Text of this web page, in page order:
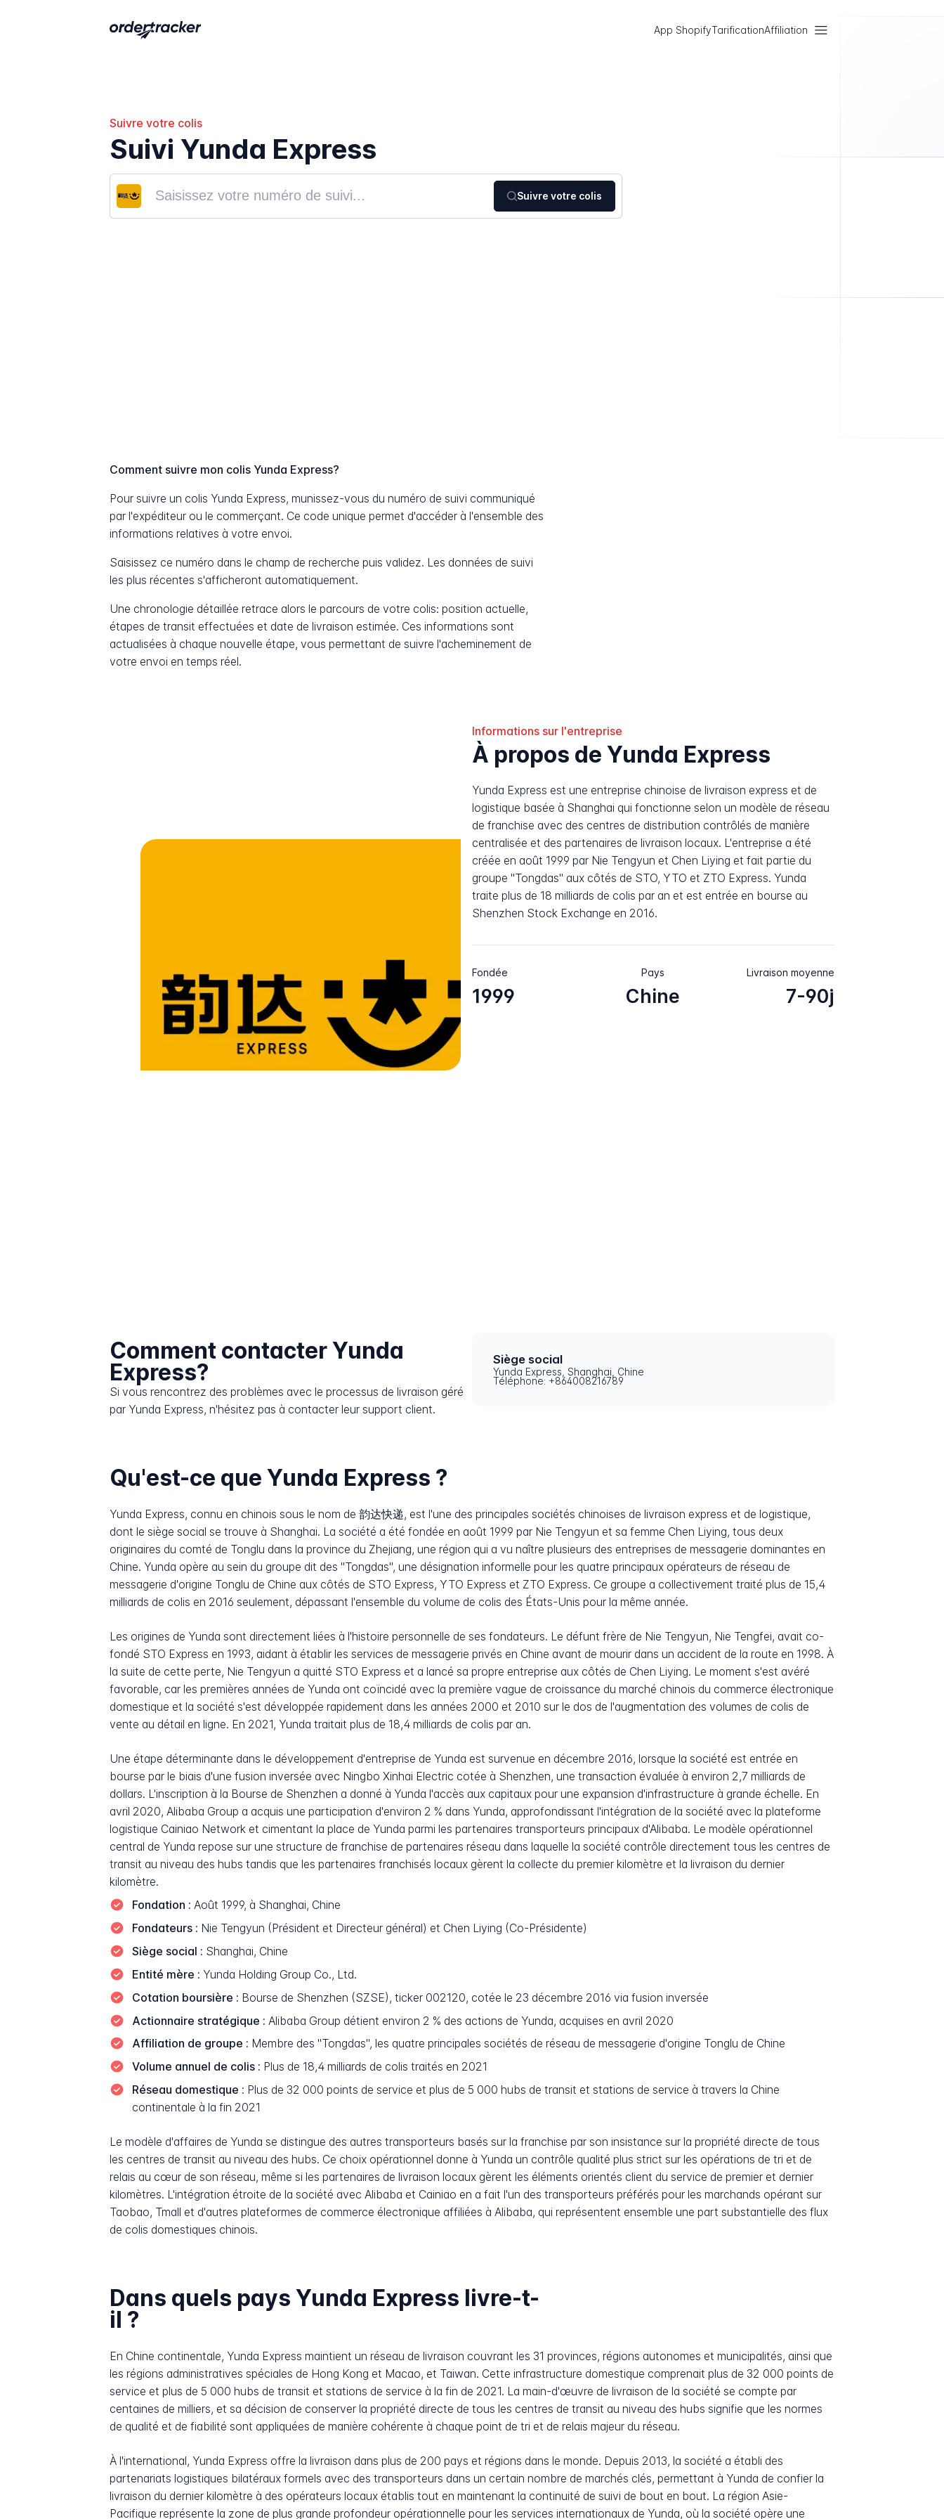
App ShopifyTarificationAffiliation
Suivre votre colis
Suivi Yunda Express
Suivre votre colis
Comment suivre mon colis Yunda Express?
Pour suivre un colis Yunda Express, munissez-vous du numéro de suivi communiqué
par l'expéditeur ou le commerçant. Ce code unique permet d'accéder à l'ensemble des
informations relatives à votre envoi.
Saisissez ce numéro dans le champ de recherche puis validez. Les données de suivi
les plus récentes s'afficheront automatiquement.
Une chronologie détaillée retrace alors le parcours de votre colis: position actuelle,
étapes de transit effectuées et date de livraison estimée. Ces informations sont
actualisées à chaque nouvelle étape, vous permettant de suivre l'acheminement de
votre envoi en temps réel.
Informations sur l'entreprise
À propos de Yunda Express
Yunda Express est une entreprise chinoise de livraison express et de
logistique basée à Shanghai qui fonctionne selon un modèle de réseau
de franchise avec des centres de distribution contrôlés de manière
centralisée et des partenaires de livraison locaux. L'entreprise a été
créée en août 1999 par Nie Tengyun et Chen Liying et fait partie du
groupe "Tongdas" aux côtés de STO, YTO et ZTO Express. Yunda
traite plus de 18 milliards de colis par an et est entrée en bourse au
Shenzhen Stock Exchange en 2016.
Fondée
1999
Pays
Chine
Livraison moyenne
7-90j
Comment contacter Yunda
Express?
Si vous rencontrez des problèmes avec le processus de livraison géré
par Yunda Express, n'hésitez pas à contacter leur support client.
Siège social
Yunda Express, Shanghai, Chine
Téléphone: +864008216789
Qu'est-ce que Yunda Express ?
Yunda Express, connu en chinois sous le nom de 韵达快递, est l'une des principales sociétés chinoises de livraison express et de logistique,
dont le siège social se trouve à Shanghai. La société a été fondée en août 1999 par Nie Tengyun et sa femme Chen Liying, tous deux
originaires du comté de Tonglu dans la province du Zhejiang, une région qui a vu naître plusieurs des entreprises de messagerie dominantes en
Chine. Yunda opère au sein du groupe dit des "Tongdas", une désignation informelle pour les quatre principaux opérateurs de réseau de
messagerie d'origine Tonglu de Chine aux côtés de STO Express, YTO Express et ZTO Express. Ce groupe a collectivement traité plus de 15,4
milliards de colis en 2016 seulement, dépassant l'ensemble du volume de colis des États-Unis pour la même année.
Les origines de Yunda sont directement liées à l'histoire personnelle de ses fondateurs. Le défunt frère de Nie Tengyun, Nie Tengfei, avait co-
fondé STO Express en 1993, aidant à établir les services de messagerie privés en Chine avant de mourir dans un accident de la route en 1998. À
la suite de cette perte, Nie Tengyun a quitté STO Express et a lancé sa propre entreprise aux côtés de Chen Liying. Le moment s'est avéré
favorable, car les premières années de Yunda ont coïncidé avec la première vague de croissance du marché chinois du commerce électronique
domestique et la société s'est développée rapidement dans les années 2000 et 2010 sur le dos de l'augmentation des volumes de colis de
vente au détail en ligne. En 2021, Yunda traitait plus de 18,4 milliards de colis par an.
Une étape déterminante dans le développement d'entreprise de Yunda est survenue en décembre 2016, lorsque la société est entrée en
bourse par le biais d'une fusion inversée avec Ningbo Xinhai Electric cotée à Shenzhen, une transaction évaluée à environ 2,7 milliards de
dollars. L'inscription à la Bourse de Shenzhen a donné à Yunda l'accès aux capitaux pour une expansion d'infrastructure à grande échelle. En
avril 2020, Alibaba Group a acquis une participation d'environ 2 % dans Yunda, approfondissant l'intégration de la société avec la plateforme
logistique Cainiao Network et cimentant la place de Yunda parmi les partenaires transporteurs principaux d'Alibaba. Le modèle opérationnel
central de Yunda repose sur une structure de franchise de partenaires réseau dans laquelle la société contrôle directement tous les centres de
transit au niveau des hubs tandis que les partenaires franchisés locaux gèrent la collecte du premier kilomètre et la livraison du dernier
kilomètre.
Fondation : Août 1999, à Shanghai, Chine
Fondateurs : Nie Tengyun (Président et Directeur général) et Chen Liying (Co-Présidente)
Siège social : Shanghai, Chine
Entité mère : Yunda Holding Group Co., Ltd.
Cotation boursière : Bourse de Shenzhen (SZSE), ticker 002120, cotée le 23 décembre 2016 via fusion inversée
Actionnaire stratégique : Alibaba Group détient environ 2 % des actions de Yunda, acquises en avril 2020
Affiliation de groupe : Membre des "Tongdas", les quatre principales sociétés de réseau de messagerie d'origine Tonglu de Chine
Volume annuel de colis : Plus de 18,4 milliards de colis traités en 2021
Réseau domestique : Plus de 32 000 points de service et plus de 5 000 hubs de transit et stations de service à travers la Chine
continentale à la fin 2021
Le modèle d'affaires de Yunda se distingue des autres transporteurs basés sur la franchise par son insistance sur la propriété directe de tous
les centres de transit au niveau des hubs. Ce choix opérationnel donne à Yunda un contrôle qualité plus strict sur les opérations de tri et de
relais au cœur de son réseau, même si les partenaires de livraison locaux gèrent les éléments orientés client du service de premier et dernier
kilomètres. L'intégration étroite de la société avec Alibaba et Cainiao en a fait l'un des transporteurs préférés pour les marchands opérant sur
Taobao, Tmall et d'autres plateformes de commerce électronique affiliées à Alibaba, qui représentent ensemble une part substantielle des flux
de colis domestiques chinois.
Dans quels pays Yunda Express livre-t-
il ?
En Chine continentale, Yunda Express maintient un réseau de livraison couvrant les 31 provinces, régions autonomes et municipalités, ainsi que
les régions administratives spéciales de Hong Kong et Macao, et Taiwan. Cette infrastructure domestique comprenait plus de 32 000 points de
service et plus de 5 000 hubs de transit et stations de service à la fin de 2021. La main-d'œuvre de livraison de la société se compte par
centaines de milliers, et sa décision de conserver la propriété directe de tous les centres de transit au niveau des hubs signifie que les normes
de qualité et de fiabilité sont appliquées de manière cohérente à chaque point de tri et de relais majeur du réseau.
À l'international, Yunda Express offre la livraison dans plus de 200 pays et régions dans le monde. Depuis 2013, la société a établi des
partenariats logistiques bilatéraux formels avec des transporteurs dans un certain nombre de marchés clés, permettant à Yunda de confier la
livraison du dernier kilomètre à des opérateurs locaux établis tout en maintenant la continuité de suivi de bout en bout. La région Asie-
Pacifique représente la zone de plus grande profondeur opérationnelle pour les services internationaux de Yunda, où la société opère une